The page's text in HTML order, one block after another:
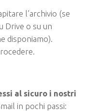
l’archivio (se
Drive o su un
disponiamo).
al sicuro i nostri
in pochi passi: